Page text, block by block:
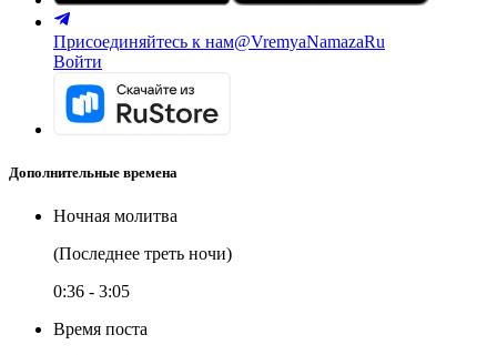
Присоединяйтесь к нам@VremyaNamazaRu
Войти
Дополнительные времена
Ночная молитва
(Последнее треть ночи)
0:36 - 3:05
Время поста